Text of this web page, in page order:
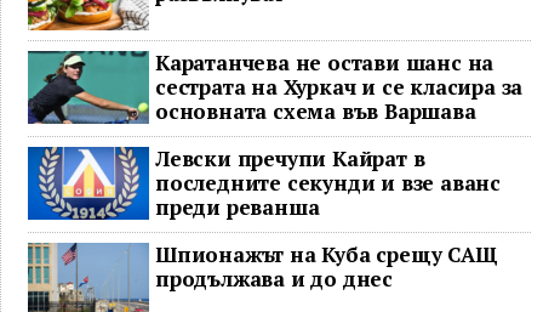
Каратанчева не остави шанс на
сестрата на Хуркач и се класира за
основната схема във Варшава
Левски пречупи Кайрат в
последните секунди и взе аванс
преди реванша
Шпионажът на Куба срещу САЩ
продължава и до днес